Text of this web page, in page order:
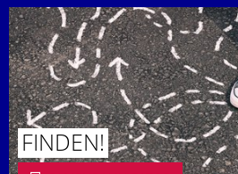
FINDEN!